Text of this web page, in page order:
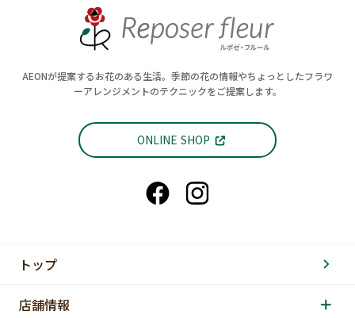
AEONが提案するお花のある生活。季節の花の情報やちょっとしたフラワ
ーアレンジメントのテクニックをご提案します。
ONLINE SHOP
トップ
店舗情報